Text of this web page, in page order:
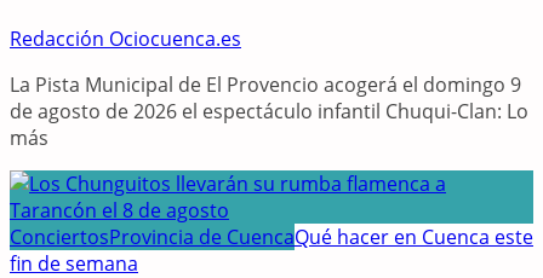
Redacción Ociocuenca.es
La Pista Municipal de El Provencio acogerá el domingo 9
de agosto de 2026 el espectáculo infantil Chuqui-Clan: Lo
más
ConciertosProvincia de CuencaQué hacer en Cuenca este
fin de semana